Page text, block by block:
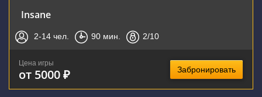
Insane
2-14 чел. 90 мин. 2/10
Цена игры
от 5000 ₽ Забронировать